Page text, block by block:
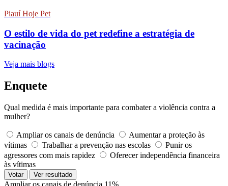
Piauí Hoje Pet
O estilo de vida do pet redefine a estratégia de
vacinação
Veja mais blogs
Enquete
Qual medida é mais importante para combater a violência contra a
mulher?
Ampliar os canais de denúncia
Aumentar a proteção às
vítimas
Trabalhar a prevenção nas escolas
Punir os
agressores com mais rapidez
Oferecer independência financeira
às vítimas
Votar Ver resultado
Ampliar os canais de denúncia 11%